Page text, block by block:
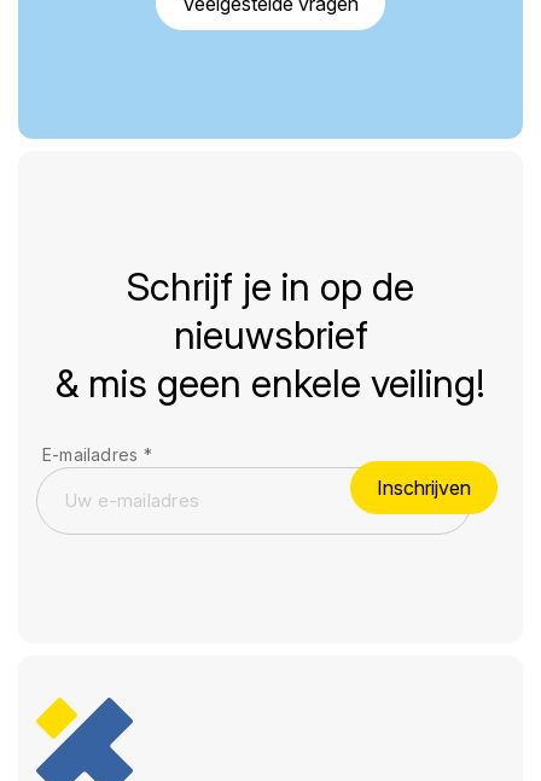
Schrijf je in op de
nieuwsbrief
& mis geen enkele veiling!
E-mailadres *
Inschrijven